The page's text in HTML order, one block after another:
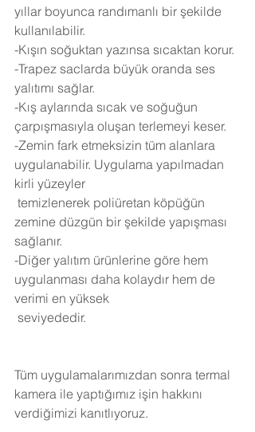
yıllar boyunca randımanlı bir şekilde
kullanılabilir.
-Kışın soğuktan yazınsa sıcaktan korur.
-Trapez saclarda büyük oranda ses
yalıtımı sağlar.
-Kış aylarında sıcak ve soğuğun
çarpışmasıyla oluşan terlemeyi keser.
-Zemin fark etmeksizin tüm alanlara
uygulanabilir. Uygulama yapılmadan
kirli yüzeyler
zemine düzgün bir şekilde yapışması
sağlanır.
-Diğer yalıtım ürünlerine göre hem
uygulanması daha kolaydır hem de
verimi en yüksek
seviyededir.
Tüm uygulamalarımızdan sonra termal
kamera ile yaptığımız işin hakkını
verdiğimizi kanıtlıyoruz.